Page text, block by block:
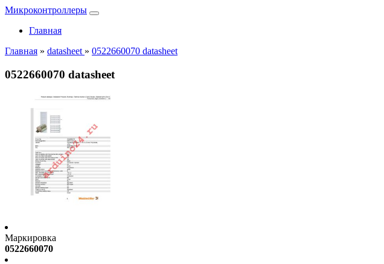
Микроконтроллеры
Главная
Главная » datasheet » 0522660070 datasheet
0522660070 datasheet
Маркировка
0522660070